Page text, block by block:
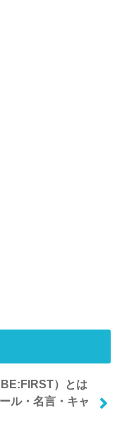
）とは
ル・名言・キャ